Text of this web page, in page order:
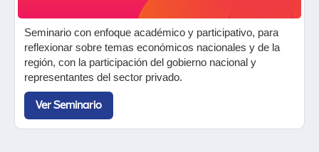
Seminario con enfoque académico y participativo, para
reflexionar sobre temas económicos nacionales y de la
región, con la participación del gobierno nacional y
representantes del sector privado.
Ver Seminario